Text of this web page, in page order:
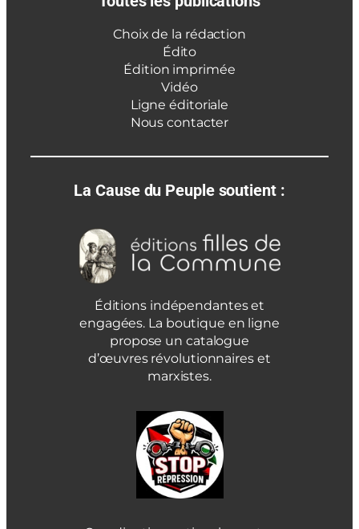
Choix de la rédaction
Édito
Édition imprimée
Vidéo
Ligne éditoriale
Nous contacter
La Cause du Peuple soutient :
Éditions indépendantes et
engagées. La boutique en ligne
propose un catalogue
d’œuvres révolutionnaires et
marxistes.